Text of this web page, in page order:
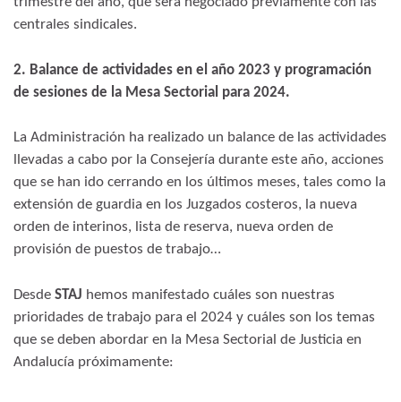
centrales sindicales.
2. Balance de actividades en el año 2023 y programación
de sesiones de la Mesa Sectorial para 2024.
La Administración ha realizado un balance de las actividades
llevadas a cabo por la Consejería durante este año, acciones
que se han ido cerrando en los últimos meses, tales como la
extensión de guardia en los Juzgados costeros, la nueva
orden de interinos, lista de reserva, nueva orden de
provisión de puestos de trabajo…
Desde STAJ hemos manifestado cuáles son nuestras
prioridades de trabajo para el 2024 y cuáles son los temas
que se deben abordar en la Mesa Sectorial de Justicia en
Andalucía próximamente: